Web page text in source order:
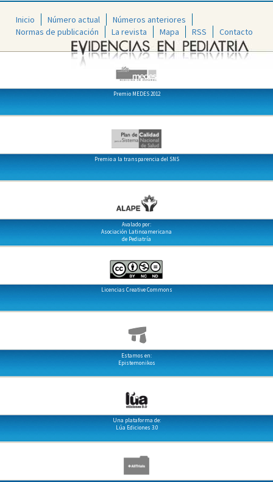
Inicio Número actual
Números anteriores
Normas de publicación
La revista Mapa RSS Contacto
Premio MEDES 2012
Premio a la transparencia del SNS
Avalado por:
Asociación Latinoamericana
de Pediatría
Licencias Creative Commons
Estamos en:
Epistemonikos
Una plataforma de:
Lúa Ediciones 3.0